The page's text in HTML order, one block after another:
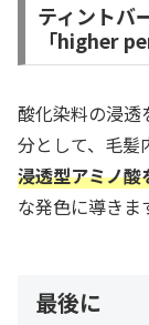
ティントバ
「higher
酸化染料の浸
分として、毛髪
浸透型アミノ酸
な発色に導きま
最後に